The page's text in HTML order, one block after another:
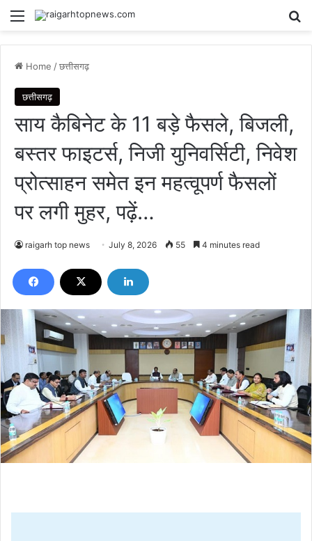
Menu
Home /छत्तीसगढ़
छत्तीसगढ़
साय कैबिनेट के 11 बड़े फैसले, बिजली,
बस्तर फाइटर्स, निजी युनिवर्सिटी, निवेश
प्रोत्साहन समेत इन महत्वूपर्ण फैसलों
पर लगी मुहर, पढ़ें…
raigarh top news July 8, 2026 55 4 minutes read